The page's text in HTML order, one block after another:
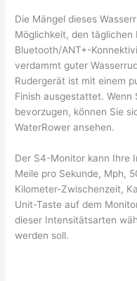
Die Mängel dieses
Möglichkeit, den
Bluetooth/ANT+-
verdammt guter
Rudergerät ist mit einem
Finish ausgestattet. Wenn
bevorzugen, können Sie
WaterRower ansehen.
Der S4-Monitor kann Ihre
Meile pro Sekunde, Mph,
Kilometer-Zwischenzeit,
Unit-Taste auf dem
dieser Intensitätsarten
werden soll.